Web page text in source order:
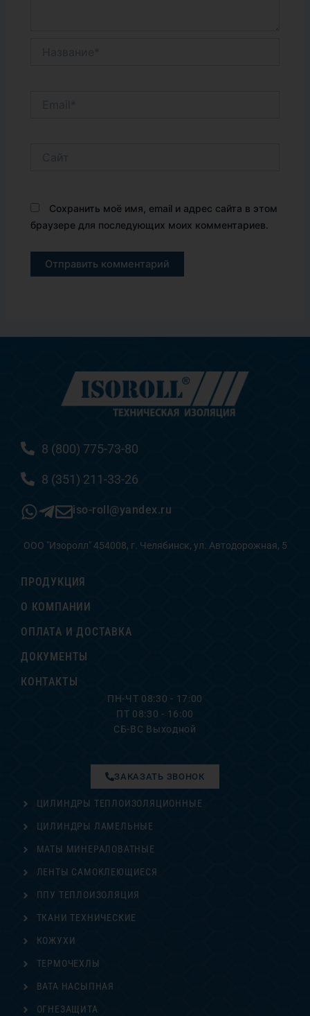
Сохранить моё имя, email и адрес сайта в этом
браузере для последующих моих комментариев.
8 (800) 775-73-80
8 (351) 211-33-26
iso-roll@yandex.ru
ООО "Изоролл" 454008, г. Челябинск, ул. Автодорожная, 5
ПРОДУКЦИЯ
О КОМПАНИИ
ОПЛАТА И ДОСТАВКА
ДОКУМЕНТЫ
КОНТАКТЫ
ПН-ЧТ 08:30 - 17:00
ПТ 08:30 - 16:00
СБ-ВС Выходной
ЦИЛИНДРЫ ТЕПЛОИЗОЛЯЦИОННЫЕ
ЦИЛИНДРЫ ЛАМЕЛЬНЫЕ
МАТЫ МИНЕРАЛОВАТНЫЕ
ЛЕНТЫ САМОКЛЕЮЩИЕСЯ
ППУ ТЕПЛОИЗОЛЯЦИЯ
ТКАНИ ТЕХНИЧЕСКИЕ
ЗАКАЗАТЬ ЗВОНОК
КОЖУХИ
ТЕРМОЧЕХЛЫ
ВАТА НАСЫПНАЯ
ОГНЕЗАЩИТА